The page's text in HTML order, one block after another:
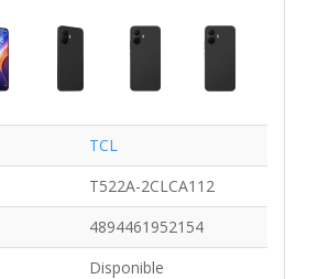
TCL
T522A-2CLCA112
4894461952154
Disponible